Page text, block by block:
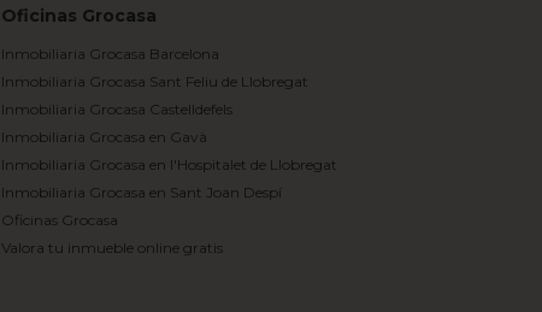
Oficinas Grocasa
Inmobiliaria Grocasa Barcelona
Inmobiliaria Grocasa Sant Feliu de Llobregat
Inmobiliaria Grocasa Castelldefels
Inmobiliaria Grocasa en Gavà
Inmobiliaria Grocasa en l'Hospitalet de Llobregat
Inmobiliaria Grocasa en Sant Joan Despí
Oficinas Grocasa
Valora tu inmueble online gratis